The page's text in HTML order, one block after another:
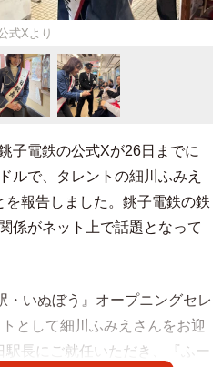
式Xより
子電鉄の公式Xが26日までに
ルで、タレントの細川ふみえ
を報告しました。銚子電鉄の鉄
係がネット上で話題となって
・いぬぼう』オープニングセレ
として細川ふみえさんをお迎
駅長にご就任いただき、『ふー